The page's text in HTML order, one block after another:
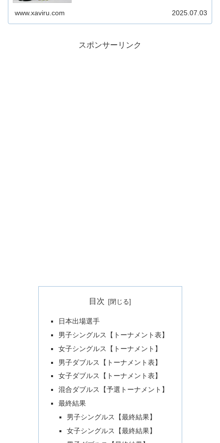
www.xaviru.com 2025.07.03
スポンサーリンク
目次
日本出場選手
男子シングルス【トーナメント表】
女子シングルス【トーナメント】
男子ダブルス【トーナメント表】
女子ダブルス【トーナメント表】
混合ダブルス【予選トーナメント】
最終結果
男子シングルス【最終結果】
女子シングルス【最終結果】